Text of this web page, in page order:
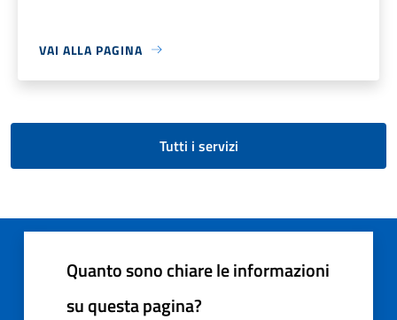
VAI ALLA PAGINA
Tutti i servizi
Quanto sono chiare le informazioni
su questa pagina?